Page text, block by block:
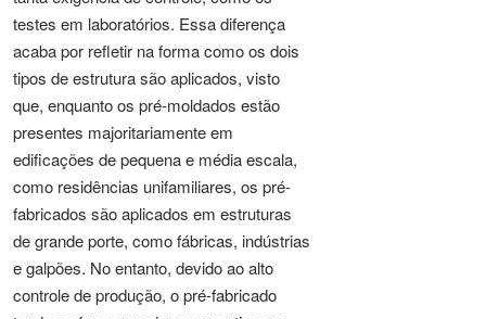
testes em laboratórios. Essa diferença
acaba por refletir na forma como os dois
tipos de estrutura são aplicados, visto
que, enquanto os pré-moldados estão
presentes majoritariamente em
edificações de pequena e média escala,
como residências unifamiliares, os pré-
fabricados são aplicados em estruturas
de grande porte, como fábricas, indústrias
e galpões. No entanto, devido ao alto
controle de produção, o pré-fabricado